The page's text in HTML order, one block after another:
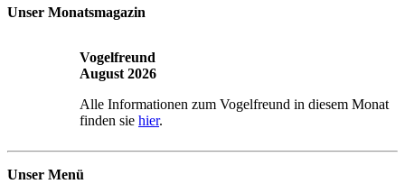
Unser Monatsmagazin
Vogelfreund
August 2026
Alle Informationen zum Vogelfreund in diesem Monat
finden sie hier.
Unser Menü